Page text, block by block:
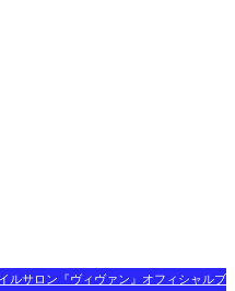
ルサロン『ヴィヴァン』オフィシャルブ